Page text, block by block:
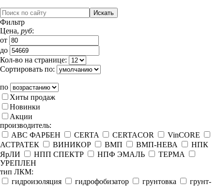
Фильтр
Цена, руб:
от
до
Кол-во на странице:
Сортировать по:
по
Хиты продаж
Новинки
Акции
производитель:
ABC ФАРБЕН
CERTA CERTACOR
VinCORE
АСТРАТЕК
ВИНИКОР ВМП ВМП-НЕВА
НПК
ЯрЛИ
НПП СПЕКТР НПФ ЭМАЛЬ
ТЕРМА
УРЕПЛЕН
тип ЛКМ:
гидроизоляция
гидрофобизатор грунтовка
грунт-